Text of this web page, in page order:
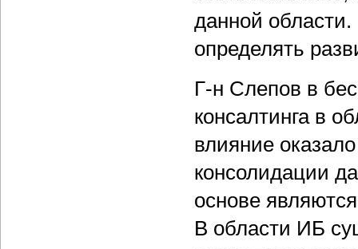
данной
определять
Г-н Слепов в
консалтинга в
влияние
консолидации
основе
В области ИБ